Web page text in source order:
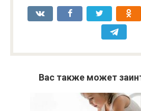
Вас также может